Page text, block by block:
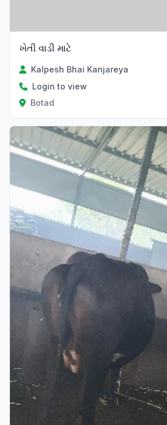
ખેતી વાડી માટે
Kalpesh Bhai Kanjareya
Login to view
Botad